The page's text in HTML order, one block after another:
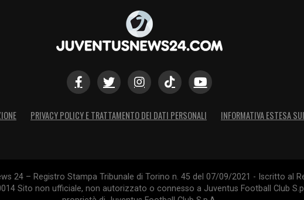
PRIVACY POLICY E TRATTAMENTO DEI DATI PERSONALI INFORMATIVA ESTESA
24 – Registro Stampa Tribunale di Torino n. 45 del 07/09/2021 - Iscritto al
Sito non ufficiale, non autorizzato o connesso a Juventus Football Club